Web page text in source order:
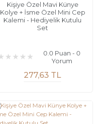
Kişiye Özel Mavi Künye
Kolye + İsme Özel Mini Cep
Kalemi - Hediyelik Kutulu
Set
0.0 Puan - 0
Yorum
277,63 TL